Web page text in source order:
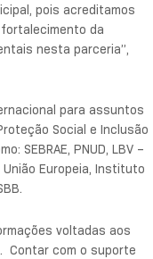
pois acreditamos
da
nesta parceria”,
para assuntos
Social e Inclusão
SEBRAE, PNUD, LBV –
União Europeia, Instituto
voltadas aos
Contar com o suporte